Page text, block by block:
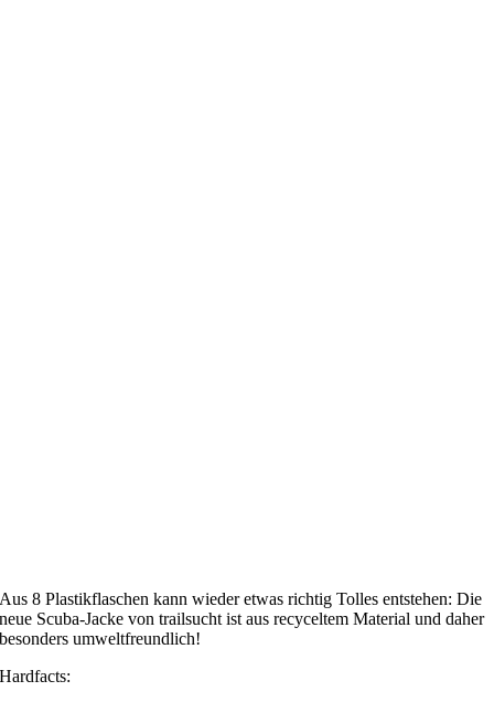
Aus 8 Plastikflaschen kann wieder etwas richtig Tolles entstehen: Die
neue Scuba-Jacke von trailsucht ist aus recyceltem Material und daher
besonders umweltfreundlich!
Hardfacts: